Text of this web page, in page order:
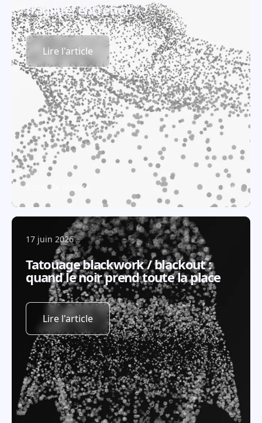
fragilité, entretien
Lire l'article
5 min de lecture Lire
17 juin 2026
Tatouage blackwork / blackout :
quand le noir prend toute la place
Lire l'article